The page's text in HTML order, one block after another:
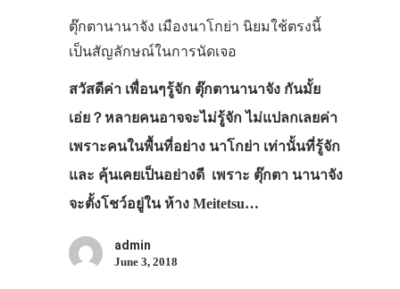
ตุ๊กตานานาจัง เมืองนาโกย่า นิยมใช้ตรงนี้
เป็นสัญลักษณ์ในการนัดเจอ
สวัสดีค่า เพื่อนๆรู้จัก ตุ๊กตานานาจัง กันมั้ย
เอ่ย？หลายคนอาจจะไม่รู้จัก ไม่แปลกเลยค่า
เพราะคนในพื้นที่อย่าง นาโกย่า เท่านั้นที่รู้จัก
และ คุ้นเคยเป็นอย่างดี เพราะ ตุ๊กตา นานาจัง
จะตั้งโชว์อยู่ใน ห้าง Meitetsu…
admin
June 3, 2018